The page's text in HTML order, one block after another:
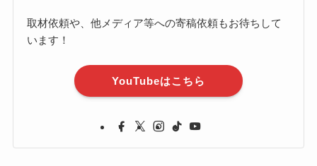
取材依頼や、他メディア等への寄稿依頼もお待ちして
います！
YouTubeはこちら